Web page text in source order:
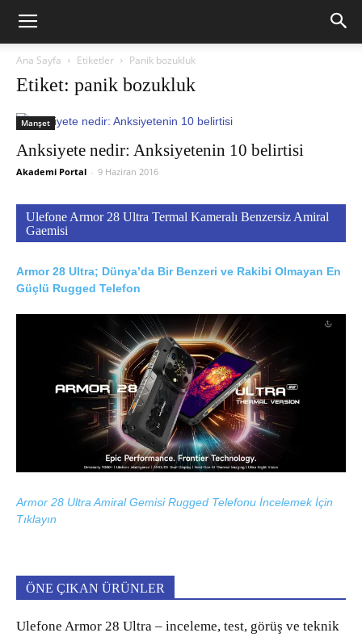
Ana Sayfa Etiketler Panik bozukluk
Etiket: panik bozukluk
Manşet
Anksiyete nedir: Anksiyetenin 10 belirtisi
Akademi Portal - 9 Haziran 2016
Ulefone Armor 28 Ultra Termal Kameralı Benzersiz Amiral
Gaemisi
Armor 28 Ultra; Dünya’da Bir Benzeri ve Rakibi Olmayan En
Güçlü Rugged Telefon
Armor 28 Ultra Amiral Gemisi Rugged Telefonu İncelemek İçin
Tıklayın
ÖNE ÇIKAN ÜRÜNLER
Ulefone Armor 28 Ultra – inceleme, test, görüş ve teknik